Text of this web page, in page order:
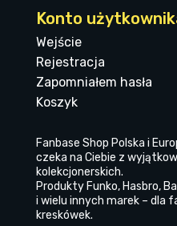
Konto
Wejście
Rejestracja
Zapomniałem hasła
Koszyk
Fanbase Shop Polska i
czeka na Ciebie z
kolekcjonerskich.
Produkty Funko, Hasbro,
i wielu innych marek – dla
kreskówek.